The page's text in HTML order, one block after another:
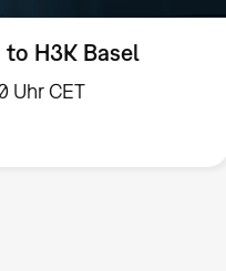
H3K Basel
Uhr CET